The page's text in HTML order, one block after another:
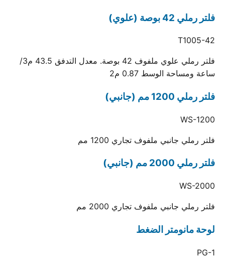
فلتر رملي 42 بوصة (علوي)
T1005-42
فلتر رملي علوي ملفوف 42 بوصة. معدل التدفق 43.5 م3/
ساعة ومساحة الوسط 0.87 م2
فلتر رملي 1200 مم (جانبي)
WS-1200
فلتر رملي جانبي ملفوف تجاري 1200 مم
فلتر رملي 2000 مم (جانبي)
WS-2000
فلتر رملي جانبي ملفوف تجاري 2000 مم
لوحة مانومتر الضغط
PG-1